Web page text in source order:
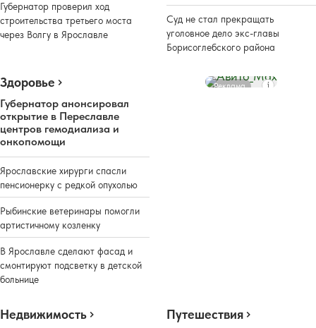
Губернатор проверил ход
строительства третьего моста
через Волгу в Ярославле
Суд не стал прекращать
уголовное дело экс-главы
Борисоглебского района
Здоровье
Губернатор анонсировал
открытие в Переславле
центров гемодиализа и
онкопомощи
Ярославские хирурги спасли
пенсионерку с редкой опухолью
Рыбинские ветеринары помогли
артистичному козленку
В Ярославле сделают фасад и
смонтируют подсветку в детской
больнице
Реклама
Недвижимость Путешествия